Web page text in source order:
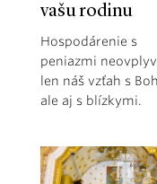
vašu rodinu
Hospodárenie s
peniazmi
len náš vzťah s
ale aj s blízkymi.